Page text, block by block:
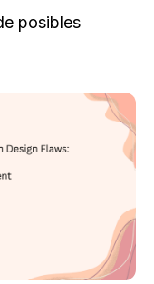
posibles